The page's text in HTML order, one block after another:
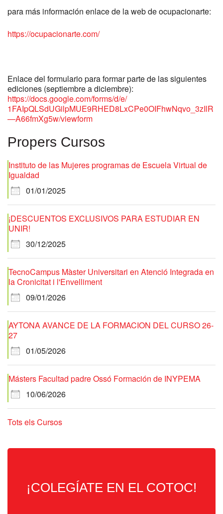
para más información enlace de la web de ocupacionarte:
https://ocupacionarte.com/
Enlace del formulario para formar parte de las siguientes
ediciones (septiembre a diciembre):
https://docs.google.com/forms/d/e/
1FAIpQLSdUGilpMUE9RHED8LxCPe0OIFhwNqvo_3zIlR
—A66fmXg5w/viewform
Propers Cursos
Instituto de las Mujeres programas de Escuela Virtual de
Igualdad
01/01/2025
¡DESCUENTOS EXCLUSIVOS PARA ESTUDIAR EN
UNIR!
30/12/2025
TecnoCampus Màster Universitari en Atenció Integrada en
la Cronicitat i l'Envelliment
09/01/2026
AYTONA AVANCE DE LA FORMACION DEL CURSO 26-
27
01/05/2026
Másters Facultad padre Ossó Formación de INYPEMA
10/06/2026
Tots els Cursos
¡COLEGÍATE EN EL COTOC!